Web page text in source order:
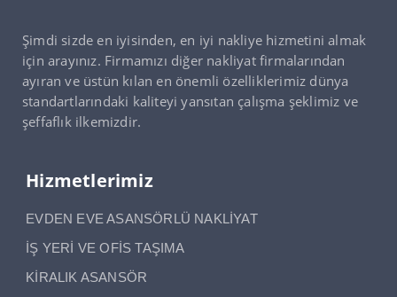
Şimdi sizde en iyisinden, en iyi nakliye hizmetini almak
için arayınız. Firmamızı diğer nakliyat firmalarından
ayıran ve üstün kılan en önemli özelliklerimiz dünya
standartlarındaki kaliteyi yansıtan çalışma şeklimiz ve
şeffaflık ilkemizdir.
Hizmetlerimiz
EVDEN EVE ASANSÖRLÜ NAKLİYAT
İŞ YERİ VE OFİS TAŞIMA
KİRALIK ASANSÖR